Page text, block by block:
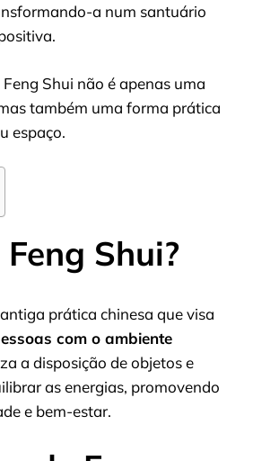
a num santuário
Shui não é apenas uma
também uma forma prática
espaço.
Shui?
prática chinesa que visa
com o ambiente
a disposição de objetos e
as energias, promovendo
e bem-estar.